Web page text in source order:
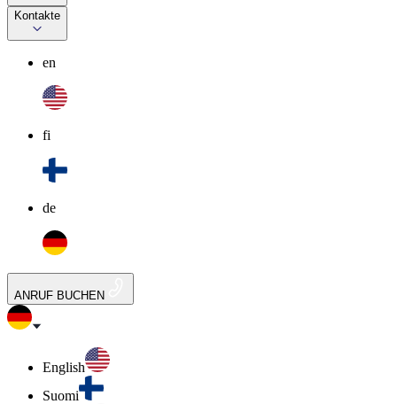
Kontakte
en
fi
de
ANRUF BUCHEN
English
Suomi